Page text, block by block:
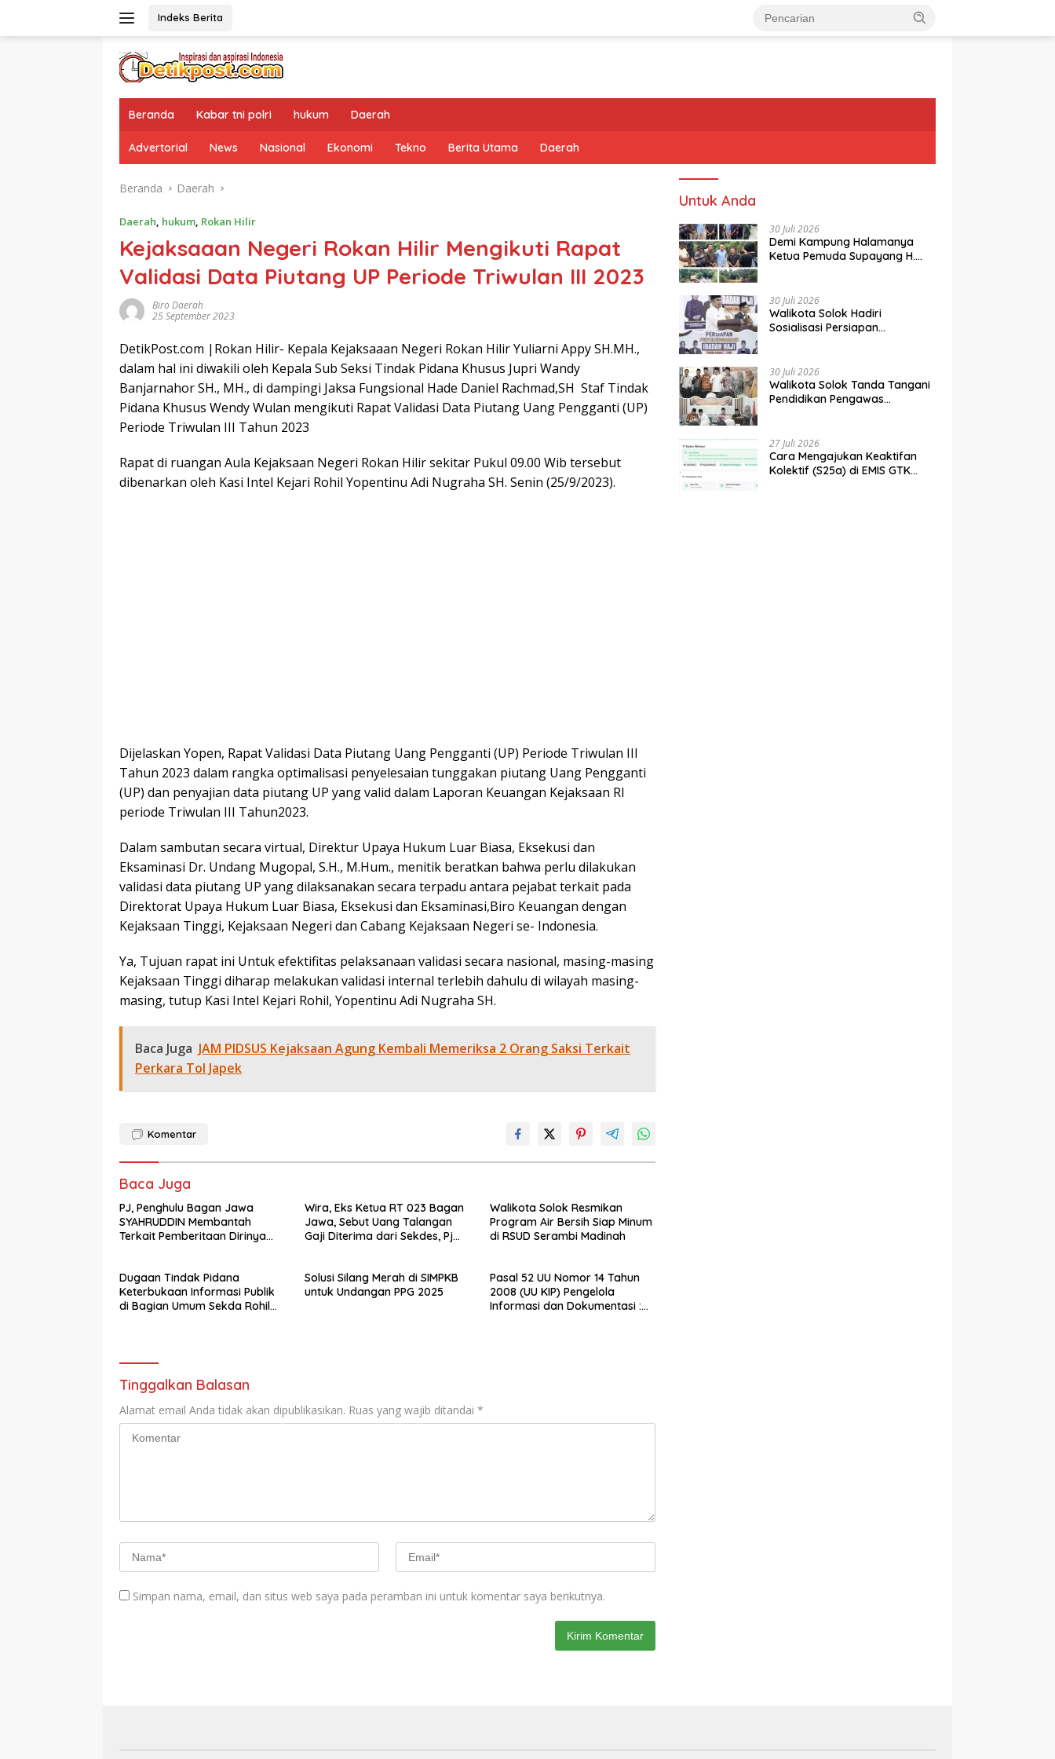
Indeks Berita
Beranda Kabar tni polri hukum Daerah
Advertorial News Nasional Ekonomi Tekno Berita Utama Daerah
Beranda Daerah
Daerah, hukum, Rokan Hilir
Kejaksaaan Negeri Rokan Hilir Mengikuti Rapat
Validasi Data Piutang UP Periode Triwulan III 2023
Biro Daerah
25 September 2023
DetikPost.com |Rokan Hilir- Kepala Kejaksaaan Negeri Rokan Hilir Yuliarni Appy SH.MH.,
dalam hal ini diwakili oleh Kepala Sub Seksi Tindak Pidana Khusus Jupri Wandy
Banjarnahor SH., MH., di dampingi Jaksa Fungsional Hade Daniel Rachmad,SH Staf Tindak
Pidana Khusus Wendy Wulan mengikuti Rapat Validasi Data Piutang Uang Pengganti (UP)
Periode Triwulan III Tahun 2023
Rapat di ruangan Aula Kejaksaan Negeri Rokan Hilir sekitar Pukul 09.00 Wib tersebut
dibenarkan oleh Kasi Intel Kejari Rohil Yopentinu Adi Nugraha SH. Senin (25/9/2023).
Dijelaskan Yopen, Rapat Validasi Data Piutang Uang Pengganti (UP) Periode Triwulan III
Tahun 2023 dalam rangka optimalisasi penyelesaian tunggakan piutang Uang Pengganti
(UP) dan penyajian data piutang UP yang valid dalam Laporan Keuangan Kejaksaan RI
periode Triwulan III Tahun2023.
Dalam sambutan secara virtual, Direktur Upaya Hukum Luar Biasa, Eksekusi dan
Eksaminasi Dr. Undang Mugopal, S.H., M.Hum., menitik beratkan bahwa perlu dilakukan
validasi data piutang UP yang dilaksanakan secara terpadu antara pejabat terkait pada
Direktorat Upaya Hukum Luar Biasa, Eksekusi dan Eksaminasi,Biro Keuangan dengan
Kejaksaan Tinggi, Kejaksaan Negeri dan Cabang Kejaksaan Negeri se- Indonesia.
Ya, Tujuan rapat ini Untuk efektifitas pelaksanaan validasi secara nasional, masing-masing
Kejaksaan Tinggi diharap melakukan validasi internal terlebih dahulu di wilayah masing-
masing, tutup Kasi Intel Kejari Rohil, Yopentinu Adi Nugraha SH.
Baca Juga JAM PIDSUS Kejaksaan Agung Kembali Memeriksa 2 Orang Saksi Terkait
Perkara Tol Japek
Komentar
Baca Juga
PJ, Penghulu Bagan Jawa
SYAHRUDDIN Membantah
Terkait Pemberitaan Dirinya
Wira, Eks Ketua RT 023 Bagan
Jawa, Sebut Uang Talangan
Gaji Diterima dari Sekdes, Pj
Walikota Solok Resmikan
Program Air Bersih Siap Minum
di RSUD Serambi Madinah
Dugaan Tindak Pidana
Keterbukaan Informasi Publik
di Bagian Umum Sekda Rohil
Solusi Silang Merah di SIMPKB
untuk Undangan PPG 2025
Pasal 52 UU Nomor 14 Tahun
2008 (UU KIP) Pengelola
Informasi dan Dokumentasi :
Tinggalkan Balasan
Alamat email Anda tidak akan dipublikasikan. Ruas yang wajib ditandai *
Simpan nama, email, dan situs web saya pada peramban ini untuk komentar saya berikutnya.
Untuk Anda
30 Juli 2026
Demi Kampung Halamanya
Ketua Pemuda Supayang H.
Simpang Tabek Menuju
Supayang
30 Juli 2026
Walikota Solok Hadiri
Sosialisasi Persiapan
30 Juli 2026
Walikota Solok Tanda Tangani
Pendidikan Pengawas
27 Juli 2026
Cara Mengajukan Keaktifan
Kolektif (S25a) di EMIS GTK